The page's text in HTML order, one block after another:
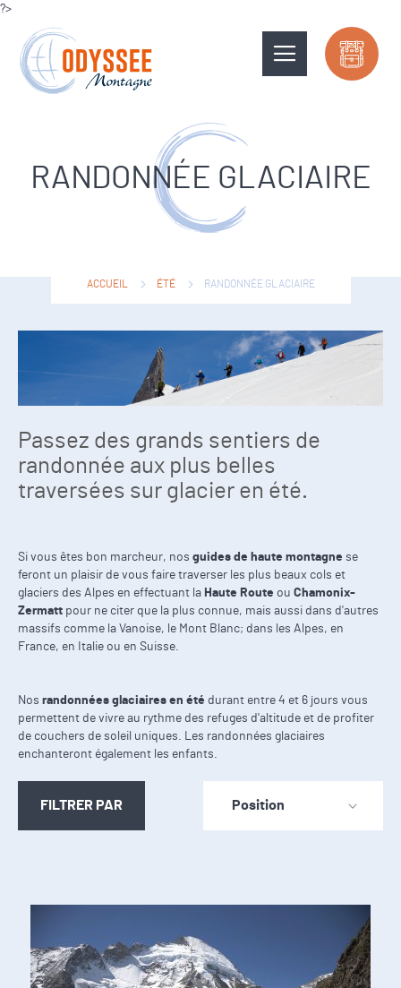
?>
RANDONNÉE GLACIAIRE
ACCUEIL ÉTÉ RANDONNÉE GLACIAIRE
Passez des grands sentiers de
randonnée aux plus belles
traversées sur glacier en été.
Si vous êtes bon marcheur, nos guides de haute montagne se
feront un plaisir de vous faire traverser les plus beaux cols et
glaciers des Alpes en effectuant la Haute Route ou Chamonix-
Zermatt pour ne citer que la plus connue, mais aussi dans d'autres
massifs comme la Vanoise, le Mont Blanc; dans les Alpes, en
France, en Italie ou en Suisse.
Nos randonnées glaciaires en été durant entre 4 et 6 jours vous
permettent de vivre au rythme des refuges d'altitude et de profiter
de couchers de soleil uniques. Les randonnées glaciaires
enchanteront également les enfants.
FILTRER PAR